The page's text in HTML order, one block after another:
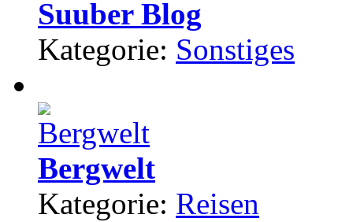
Suuber Blog
Kategorie: Sonstiges
Bergwelt
Kategorie: Reisen